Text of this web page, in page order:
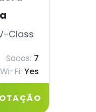
Class
Sacos: 7
Wi-Fi: Yes